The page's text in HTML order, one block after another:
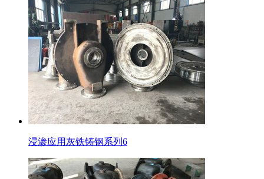
浸渗应用灰铁铸钢系列6